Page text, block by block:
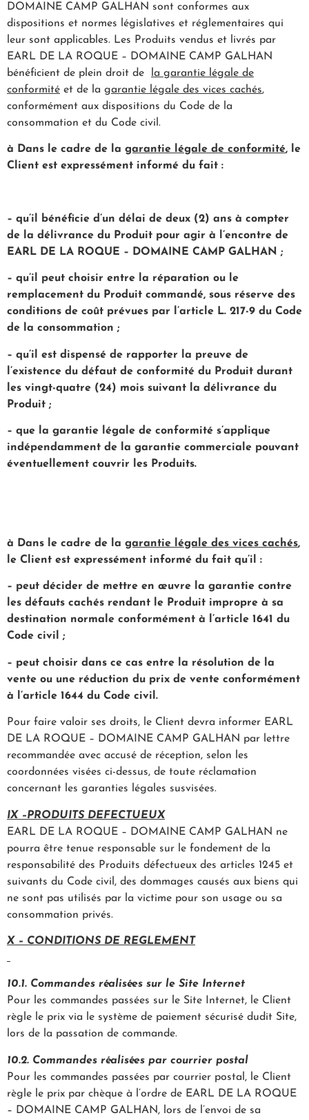
DOMAINE CAMP GALHAN sont conformes aux
dispositions et normes législatives et réglementaires qui
leur sont applicables. Les Produits vendus et livrés par
EARL DE LA ROQUE – DOMAINE CAMP GALHAN
bénéficient de plein droit de
la garantie légale de
conformité et de la garantie légale des vices cachés,
conformément aux dispositions du Code de la
consommation et du Code civil.
à Dans le cadre de la garantie légale de conformité, le
Client est expressément informé du fait :
– qu’il bénéficie d’un délai de deux (2) ans à compter
de la délivrance du Produit pour agir à l’encontre de
EARL DE LA ROQUE – DOMAINE CAMP GALHAN ;
– qu’il peut choisir entre la réparation ou le
remplacement du Produit commandé, sous réserve des
conditions de coût prévues par l’article L. 217-9 du Code
de la consommation ;
– qu’il est dispensé de rapporter la preuve de
l’existence du défaut de conformité du Produit durant
les vingt-quatre (24) mois suivant la délivrance du
Produit ;
– que la garantie légale de conformité s’applique
indépendamment de la garantie commerciale pouvant
éventuellement couvrir les Produits.
à Dans le cadre de la garantie légale des vices cachés,
le Client est expressément informé du fait qu’il :
– peut décider de mettre en œuvre la garantie contre
les défauts cachés rendant le Produit impropre à sa
destination normale conformément à l’article 1641 du
Code civil ;
– peut choisir dans ce cas entre la résolution de la
vente ou une réduction du prix de vente conformément
à l’article 1644 du Code civil.
Pour faire valoir ses droits, le Client devra informer EARL
DE LA ROQUE – DOMAINE CAMP GALHAN par lettre
recommandée avec accusé de réception, selon les
coordonnées visées ci-dessus, de toute réclamation
concernant les garanties légales susvisées.
IX –PRODUITS DEFECTUEUX
EARL DE LA ROQUE – DOMAINE CAMP GALHAN ne
pourra être tenue responsable sur le fondement de la
responsabilité des Produits défectueux des articles 1245 et
suivants du Code civil, des dommages causés aux biens qui
ne sont pas utilisés par la victime pour son usage ou sa
consommation privés.
X – CONDITIONS DE REGLEMENT
10.1. Commandes réalisées sur le Site Internet
Pour les commandes passées sur le Site Internet, le Client
règle le prix via le système de paiement sécurisé dudit Site,
lors de la passation de commande.
10.2. Commandes réalisées par courrier postal
Pour les commandes passées par courrier postal, le Client
règle le prix par chèque à l’ordre de EARL DE LA ROQUE
– DOMAINE CAMP GALHAN, lors de l’envoi de sa